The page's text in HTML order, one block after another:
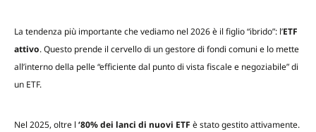
La tendenza più importante che vediamo nel 2026 è il figlio “ibrido”: l’ETF
attivo. Questo prende il cervello di un gestore di fondi comuni e lo mette
all’interno della pelle “efficiente dal punto di vista fiscale e negoziabile” di
un ETF.
Nel 2025, oltre l ‘80% dei lanci di nuovi ETF è stato gestito attivamente.